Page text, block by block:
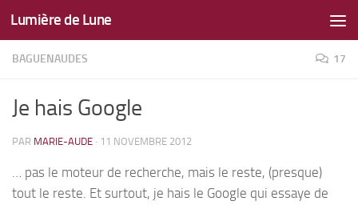
Skip to content
Lumière de Lune
BAGUENAUDES 17
Je hais Google
PAR MARIE-AUDE · 11 NOVEMBRE 2012
… pas le moteur de recherche, mais le reste, (presque)
tout le reste. Et surtout, je hais le Google qui essaye de